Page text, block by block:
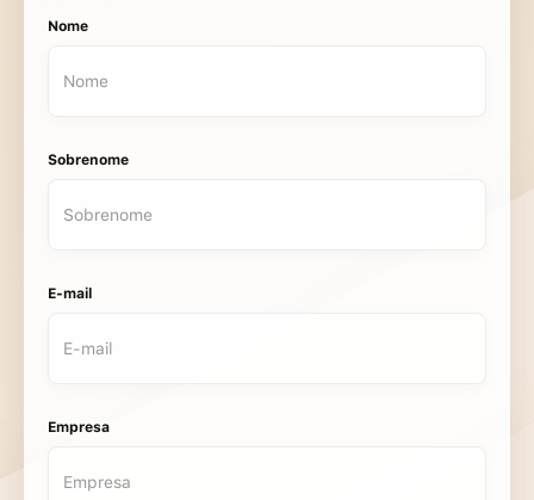
Nome
Sobrenome
E-mail
Empresa